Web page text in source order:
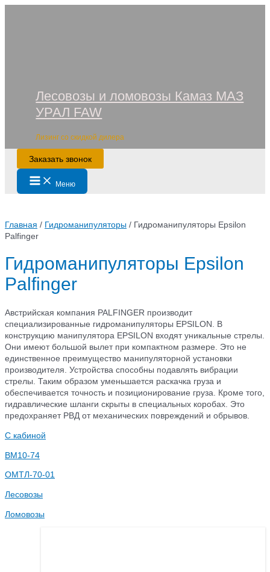
Лесовозы и ломовозы Камаз МАЗ
УРАЛ FAW
Лизинг со скидкой дилера
Заказать звонок
Main
Menu Меню
Главная / Гидроманипуляторы / Гидроманипуляторы Epsilon
Palfinger
Гидроманипуляторы Epsilon
Palfinger
Австрийская компания PALFINGER производит
специализированные гидроманипуляторы EPSILON. В
конструкцию манипулятора EPSILON входят уникальные стрелы.
Они имеют большой вылет при компактном размере. Это не
единственное преимущество манипуляторной установки
производителя. Устройства способны подавлять вибрации
стрелы. Таким образом уменьшается раскачка груза и
обеспечивается точность и позиционирование груза. Кроме того,
гидравлические шланги скрыты в специальных коробах. Это
предохраняет РВД от механических повреждений и обрывов.
С кабиной
ВМ10-74
ОМТЛ-70-01
Лесовозы
Ломовозы